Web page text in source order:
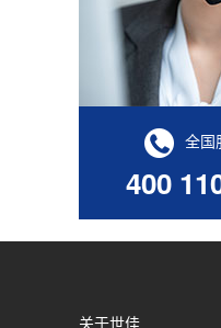
全国
400
关于世佳